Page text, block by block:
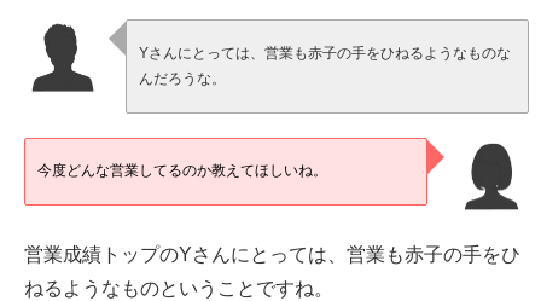
Yさんにとっては、営業も赤子の手をひねるようなものな
んだろうな。
今度どんな営業してるのか教えてほしいね。
営業成績トップのYさんにとっては、営業も赤子の手をひ
ねるようなものということですね。